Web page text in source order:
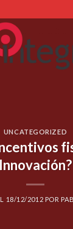
UNCATEGORIZED
Innovación?
18/12/2012 POR